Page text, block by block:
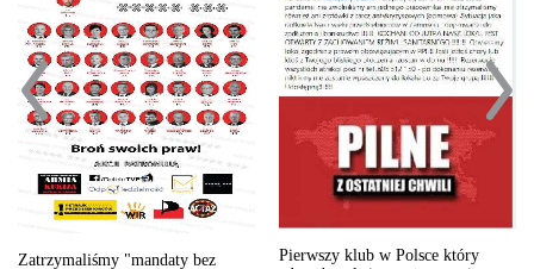
Zatrzymaliśmy "mandaty bez
Pierwszy klub w Polsce który